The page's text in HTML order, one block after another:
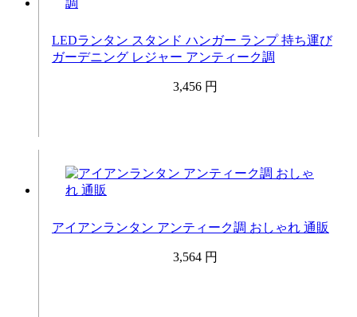
LEDランタン スタンド ハンガー ランプ 持ち運び
ガーデニング レジャー アンティーク調
3,456 円
アイアンランタン アンティーク調 おしゃれ 通販
3,564 円